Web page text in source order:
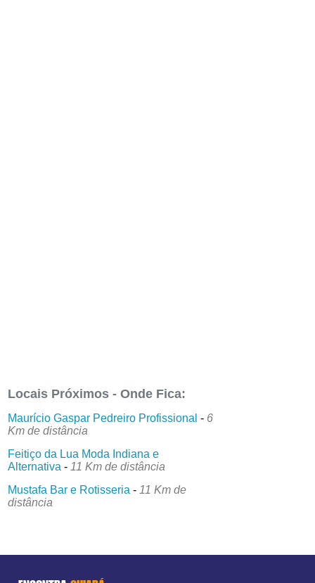
Locais Próximos - Onde Fica:
Maurício Gaspar Pedreiro Profissional - 6
Km de distância
Feitiço da Lua Moda Indiana e
Alternativa - 11 Km de distância
Mustafa Bar e Rotisseria - 11 Km de
distância